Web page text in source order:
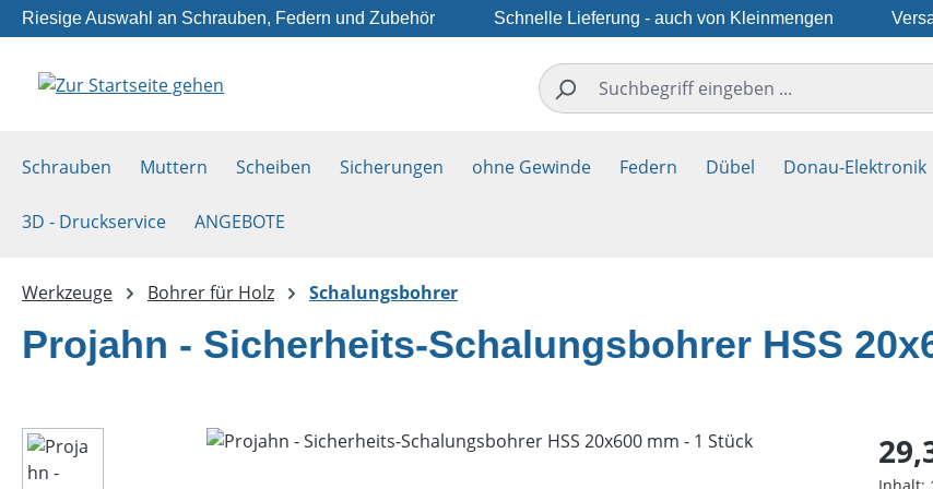
Hauptinhalt springen
Zur Suche springen
Zur Hauptnavigation springen
Riesige Auswahl an Schrauben, Federn und Zubehör Schnelle Lieferung - auch von Kleinmengen
Schrauben Muttern Scheiben Sicherungen ohne Gewinde Federn Dübel Donau-Elektronik
3D - Druckservice ANGEBOTE
Werkzeuge Bohrer für Holz Schalungsbohrer
Projahn - Sicherheits-Schalungsbohrer HSS
Bildergalerie überspringen